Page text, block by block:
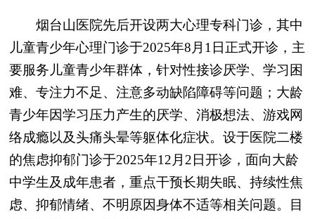
烟台山医院先后开设两大心理专科门诊，其中
儿童青少年心理门诊于2025年8月1日正式开诊，主
要服务儿童青少年群体，针对性接诊厌学、学习困
难、专注力不足、注意多动缺陷障碍等问题；大龄
青少年因学习压力产生的厌学、消极想法、游戏网
络成瘾以及头痛头晕等躯体化症状。设于医院二楼
的焦虑抑郁门诊于2025年12月2日开诊，面向大龄
中学生及成年患者，重点干预长期失眠、持续性焦
虑、抑郁情绪、不明原因身体不适等相关问题。目